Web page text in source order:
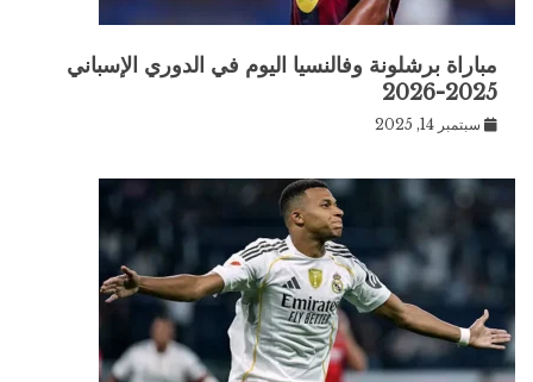
مباراة برشلونة وفالنسيا اليوم في الدوري الإسباني
2025-2026
سبتمبر 14, 2025